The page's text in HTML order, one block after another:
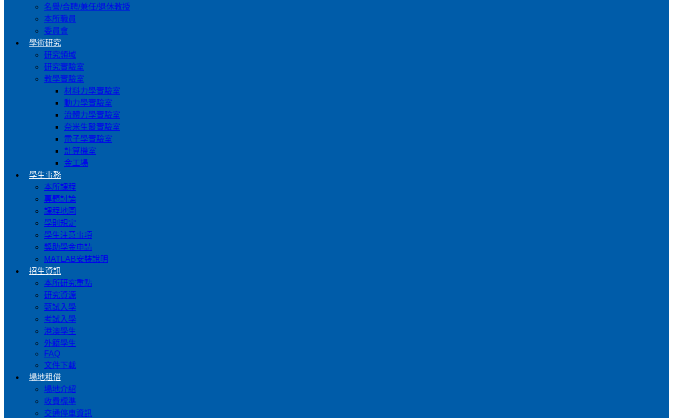
名譽/合聘/兼任/退休教授
本所職員
委員會
學術研究
研究領域
研究實驗室
教學實驗室
材料力學實驗室
動力學實驗室
流體力學實驗室
奈米生醫實驗室
電子學實驗室
計算機室
金工場
學生事務
本所課程
專題討論
課程地圖
學則規定
學生注意事項
獎助學金申請
MATLAB安裝說明
招生資訊
本所研究重點
研究資源
甄試入學
考試入學
港澳學生
外籍學生
FAQ
文件下載
場地租借
場地介紹
收費標準
交通停車資訊